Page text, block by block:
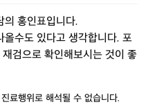
의 홍인표입니다.
수도 있다고 생각합니다. 포
검으로 확인해보시는 것이 좋
료행위로 해석될 수 없습니다.